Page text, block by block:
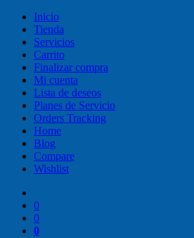
Inicio
Tienda
Servicios
Carrito
Finalizar compra
Mi cuenta
Lista de deseos
Planes de Servicio
Orders Tracking
Home
Blog
Compare
Wishlist
0
0
0